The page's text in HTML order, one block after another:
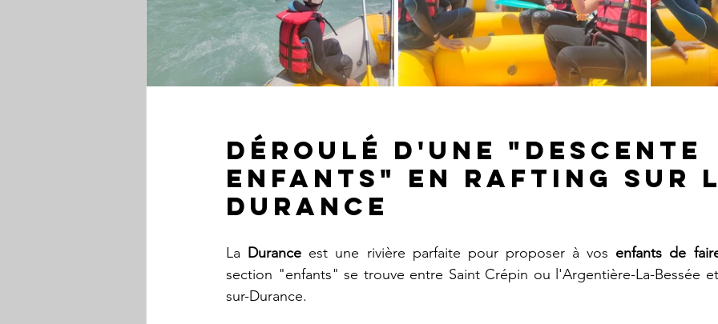
Déroulé d'une " descente
enfants" en rafting sur
Durance
La Durance est une rivière parfaite pour proposer à vos enfants de
section "enfants" se trouve entre Saint Crépin ou l'Argentière-La-Bessée
sur-Durance.